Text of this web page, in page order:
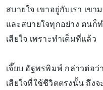
สบายใจ เขาอยู่กับเรา เข
และสบายใจทุกอย่าง ตนก็
เสียใจ เพราะทำเต็มที่แล้ว
เจี๊ยบ อัฐพรพิมพ์ กล่าวต่อว่
เสียใจที่ใช้ชีวิตตรงนั้น ถึง